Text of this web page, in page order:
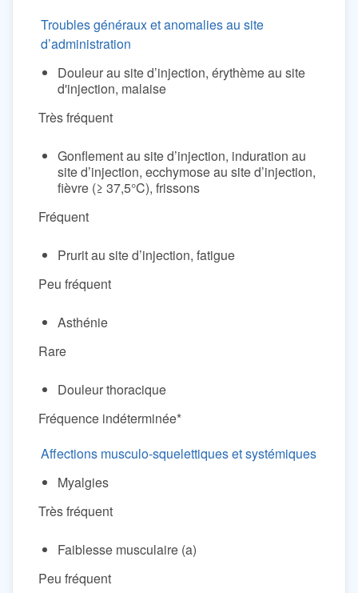
Troubles généraux et anomalies au site
d’administration
Douleur au site d’injection, érythème au site
d'injection, malaise
Très fréquent
Gonflement au site d’injection, induration au
site d’injection, ecchymose au site d’injection,
fièvre (≥ 37,5°C), frissons
Fréquent
Prurit au site d’injection, fatigue
Peu fréquent
Asthénie
Rare
Douleur thoracique
Fréquence indéterminée*
Affections musculo-squelettiques et systémiques
Myalgies
Très fréquent
Faiblesse musculaire (a)
Peu fréquent